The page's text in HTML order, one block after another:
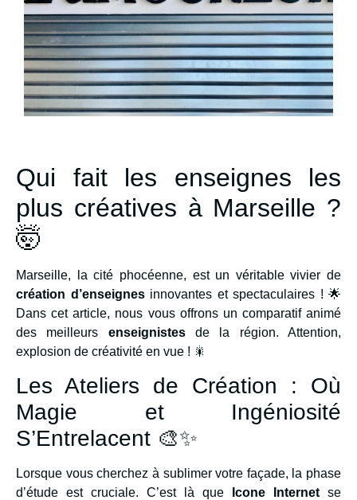
Qui fait les enseignes les
plus créatives à Marseille ?
🤯
Marseille, la cité phocéenne, est un véritable vivier de
création d’enseignesinnovantes et spectaculaires ! 🌟
Dans cet article, nous vous offrons un comparatif animé
des meilleurs enseignistesde la région. Attention,
explosion de créativité en vue ! 🎇
Les Ateliers de Création : Où
Magie et Ingéniosité
S’Entrelacent 🎨✨
Lorsque vous cherchez à sublimer votre façade, la phase
d’étude est cruciale. C’est là que
Icone Internet se